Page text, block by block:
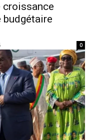
croissance
0